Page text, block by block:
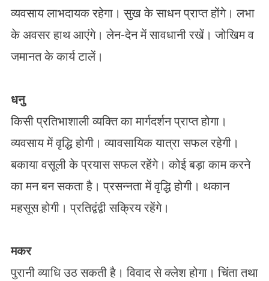
व्यवसाय लाभदायक रहेगा। सुख के साधन प्राप्त होंगे। लभा
के अवसर हाथ आएंगे। लेन-देन में सावधानी रखें। जोखिम व
जमानत के कार्य टालें।
धनु
किसी प्रतिभाशाली व्यक्ति का मार्गदर्शन प्राप्त होगा।
व्यवसाय में वृद्धि होगी। व्यावसायिक यात्रा सफल रहेगी।
बकाया वसूली के प्रयास सफल रहेंगे। कोई बड़ा काम करने
का मन बन सकता है। प्रसन्नता में वृद्धि होगी। थकान
महसूस होगी। प्रतिद्वंद्वी सक्रिय रहेंगे।
मकर
पुरानी व्याधि उठ सकती है। विवाद से क्लेश होगा। चिंता तथा